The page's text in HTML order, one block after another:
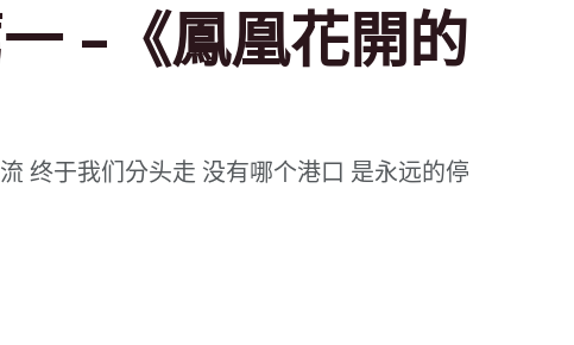
-《鳳凰花開的
终于我们分头走 没有哪个港口 是永远的停